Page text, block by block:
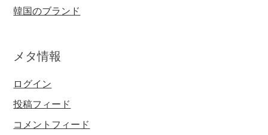
韓国のブランド
メタ情報
ログイン
投稿フィード
コメントフィード